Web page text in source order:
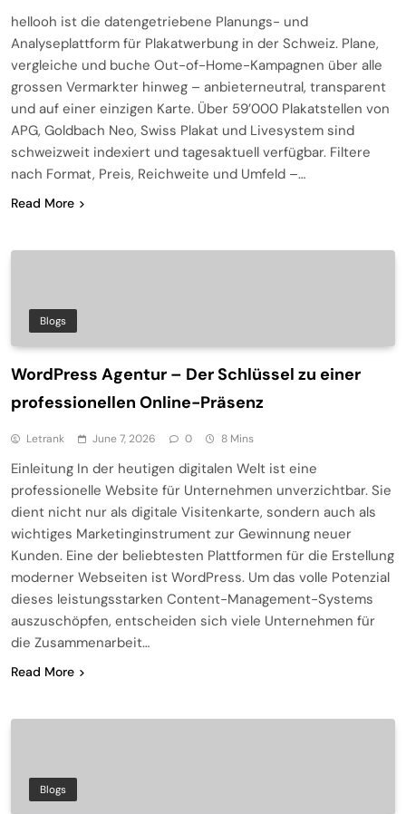
hellooh ist die datengetriebene Planungs- und
Analyseplattform für Plakatwerbung in der Schweiz. Plane,
vergleiche und buche Out-of-Home-Kampagnen über alle
grossen Vermarkter hinweg – anbieterneutral, transparent
und auf einer einzigen Karte. Über 59’000 Plakatstellen von
APG, Goldbach Neo, Swiss Plakat und Livesystem sind
schweizweit indexiert und tagesaktuell verfügbar. Filtere
nach Format, Preis, Reichweite und Umfeld –…
Read More
Blogs
WordPress Agentur – Der Schlüssel zu einer
professionellen Online-Präsenz
Letrank June 7, 2026 0 8 Mins
Einleitung In der heutigen digitalen Welt ist eine
professionelle Website für Unternehmen unverzichtbar. Sie
dient nicht nur als digitale Visitenkarte, sondern auch als
wichtiges Marketinginstrument zur Gewinnung neuer
Kunden. Eine der beliebtesten Plattformen für die Erstellung
moderner Webseiten ist WordPress. Um das volle Potenzial
dieses leistungsstarken Content-Management-Systems
auszuschöpfen, entscheiden sich viele Unternehmen für
die Zusammenarbeit…
Read More
Blogs